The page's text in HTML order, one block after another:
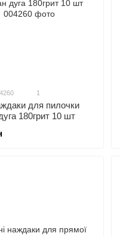
1
для пилочки
180грит 10 шт